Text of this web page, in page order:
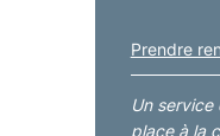
Prendre
Un service
place à la